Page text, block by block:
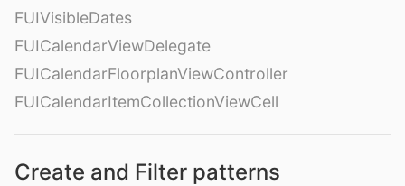
FUIVisibleDates
FUICalendarViewDelegate
FUICalendarFloorplanViewController
FUICalendarItemCollectionViewCell
Create and Filter patterns